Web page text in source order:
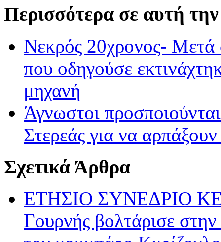
Περισσότερα σε αυτή
Νεκρός 20χρονος- Μετά
που οδηγούσε
μηχανή
Άγνωστοι
Στερεάς για να
Σχετικά Άρθρα
ΕΤΗΣΙΟ ΣΥΝΕΔΡΙΟ
Γουρνής βολτάρισε